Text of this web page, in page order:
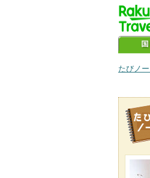
たびノ